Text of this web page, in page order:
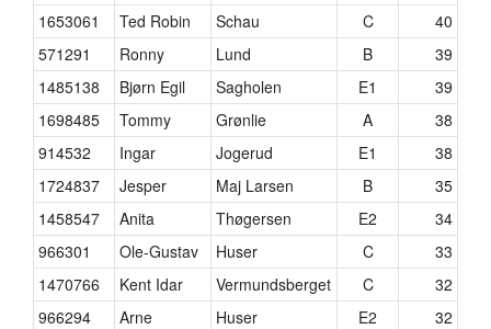
1653061
Ted Robin Schau C
40
571291
Ronny Lund B
39
1485138
Bjørn Egil Sagholen E1
39
1698485
Tommy Grønlie A
38
914532
Ingar Jogerud E1
38
1724837
Jesper Maj Larsen B
35
1458547
Anita Thøgersen E2
34
966301
Ole-Gustav Huser C
33
1470766
Kent Idar Vermundsberget C
32
966294
Arne Huser E2
32